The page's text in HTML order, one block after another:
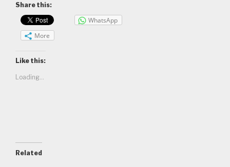
Share this:
WhatsApp
More
Like this:
Loading...
Related